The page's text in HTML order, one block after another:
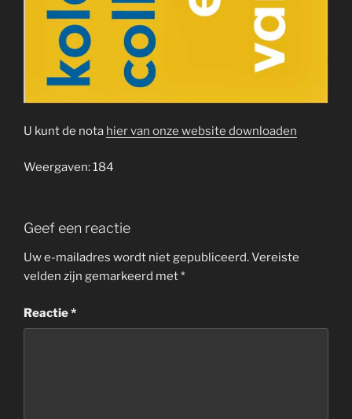
U kunt de nota hier van onze website downloaden
Weergaven: 184
Geef een reactie
Uw e-mailadres wordt niet gepubliceerd.Vereiste
velden zijn gemarkeerd met*
Reactie*